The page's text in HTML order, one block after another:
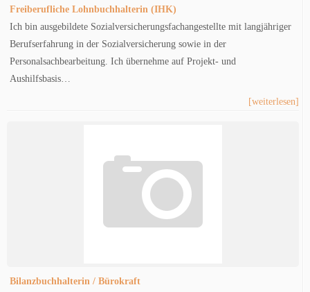
Freiberufliche Lohnbuchhalterin (IHK)
Ich bin ausgebildete Sozialversicherungsfachangestellte mit langjähriger
Berufserfahrung in der Sozialversicherung sowie in der
Personalsachbearbeitung. Ich übernehme auf Projekt- und
Aushilfsbasis…
[weiterlesen]
Bilanzbuchhalterin / Bürokraft